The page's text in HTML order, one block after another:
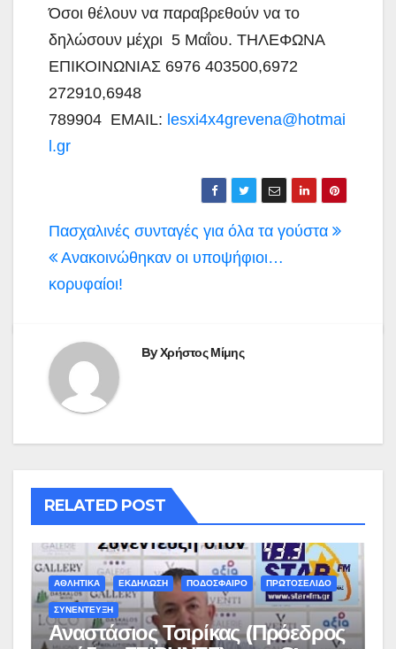
Όσοι θέλουν να παραβρεθούν να το
δηλώσουν μέχρι 5 Μαΐου. ΤΗΛΕΦΩΝΑ
ΕΠΙΚΟΙΝΩΝΙΑΣ 6976 403500,6972
272910,6948
789904 EMAIL: lesxi4x4grevena@hotmai
l.gr
Πλοήγηση
άρθρων
Πασχαλινές συνταγές για όλα τα γούστα
Ανακοινώθηκαν οι υποψήφιοι…
κορυφαίοι!
ByΧρήστος Μίμης
RELATED POST
ΑΘΛΗΤΙΚΑ ΕΚΔΗΛΩΣΗ ΠΟΔΟΣΦΑΙΡΟ ΠΡΩΤΟΣΕΛΙΔΟ
ΣΥΝΕΝΤΕΥΞΗ
Αναστάσιος Τσιρίκας (Πρόεδρος